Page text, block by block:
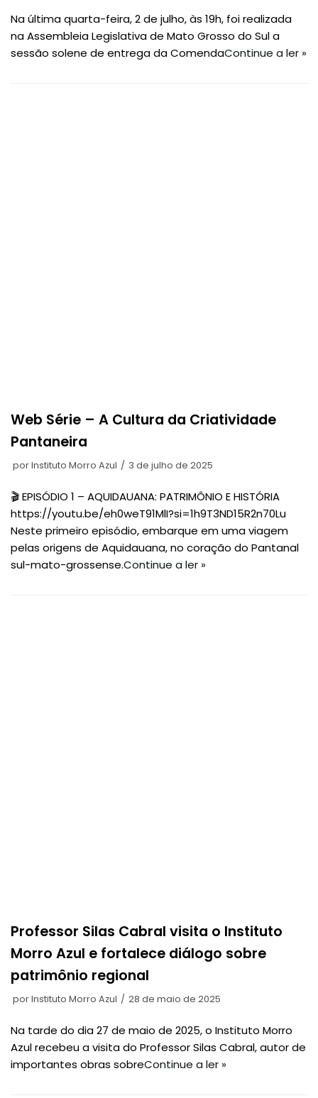
Na última quarta-feira, 2 de julho, às 19h, foi realizada
na Assembleia Legislativa de Mato Grosso do Sul a
sessão solene de entrega da ComendaContinue a ler »
Web Série – A Cultura da Criatividade
Pantaneira
porInstituto Morro Azul 3 de julho de 2025
🎬 EPISÓDIO 1 – AQUIDAUANA: PATRIMÔNIO E HISTÓRIA
https://youtu.be/eh0weT91MlI?si=1h9T3ND15R2n70Lu
Neste primeiro episódio, embarque em uma viagem
pelas origens de Aquidauana, no coração do Pantanal
sul-mato-grossense.Continue a ler »
Professor Silas Cabral visita o Instituto
Morro Azul e fortalece diálogo sobre
patrimônio regional
porInstituto Morro Azul 28 de maio de 2025
Na tarde do dia 27 de maio de 2025, o Instituto Morro
Azul recebeu a visita do Professor Silas Cabral, autor de
importantes obras sobreContinue a ler »